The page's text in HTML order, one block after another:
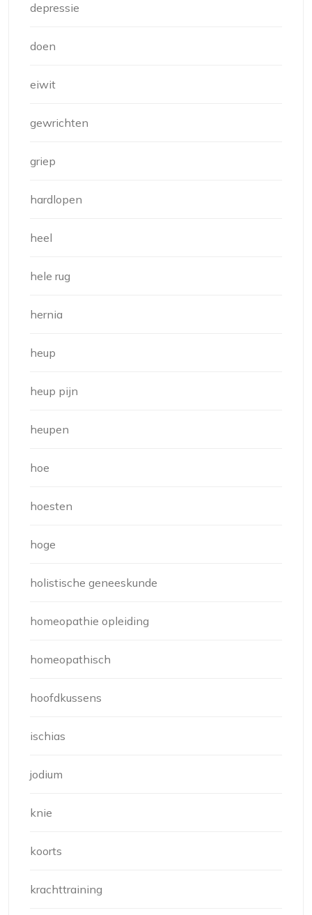
depressie
doen
eiwit
gewrichten
griep
hardlopen
heel
hele rug
hernia
heup
heup pijn
heupen
hoe
hoesten
hoge
holistische geneeskunde
homeopathie opleiding
homeopathisch
hoofdkussens
ischias
jodium
knie
koorts
krachttraining